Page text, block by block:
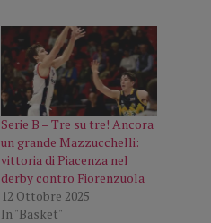
Serie B – Tre su tre! Ancora
un grande Mazzucchelli:
vittoria di Piacenza nel
derby contro Fiorenzuola
12 Ottobre 2025
In "Basket"